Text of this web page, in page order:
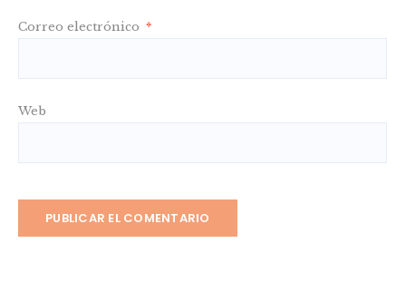
Correo electrónico *
Web